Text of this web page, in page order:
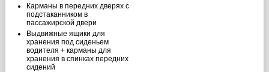
Карманы в передних дверях с
подстаканником в
пассажирской двери
Выдвижные ящики для
хранения под сиденьем
водителя + карманы для
хранения в спинках передних
сидений